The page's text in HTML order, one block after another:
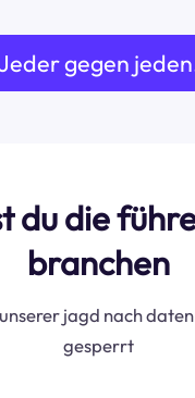
gegen
du die
branchen
jagd nach
gesperrt